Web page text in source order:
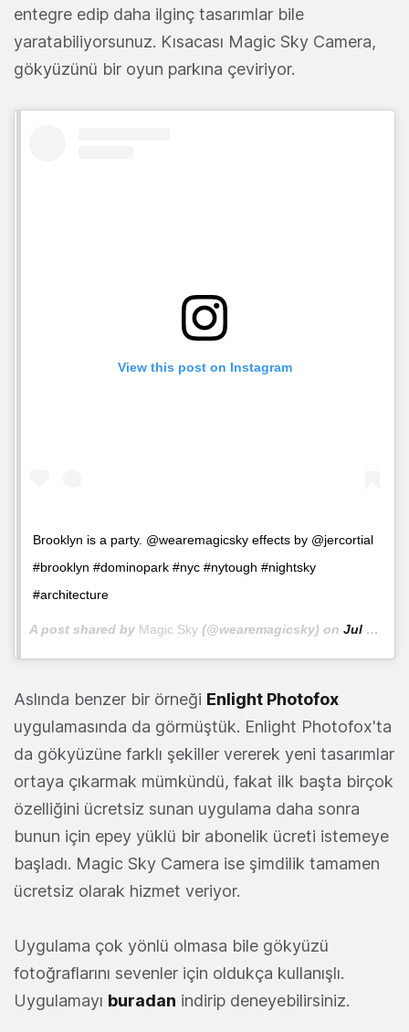
entegre edip daha ilginç tasarımlar bile
yaratabiliyorsunuz. Kısacası Magic Sky Camera,
gökyüzünü bir oyun parkına çeviriyor.
View this post on Instagram
Brooklyn is a party. @wearemagicsky effects by @jercortial
#brooklyn #dominopark #nyc #nytough #nightsky
#architecture
A post shared by Magic Sky (@wearemagicsky) on Jul 23, 2020 at 3:13pm PDT
Aslında benzer bir örneği Enlight Photofox
uygulamasında da görmüştük. Enlight Photofox'ta
da gökyüzüne farklı şekiller vererek yeni tasarımlar
ortaya çıkarmak mümkündü, fakat ilk başta birçok
özelliğini ücretsiz sunan uygulama daha sonra
bunun için epey yüklü bir abonelik ücreti istemeye
başladı. Magic Sky Camera ise şimdilik tamamen
ücretsiz olarak hizmet veriyor.
Uygulama çok yönlü olmasa bile gökyüzü
fotoğraflarını sevenler için oldukça kullanışlı.
Uygulamayı buradan indirip deneyebilirsiniz.